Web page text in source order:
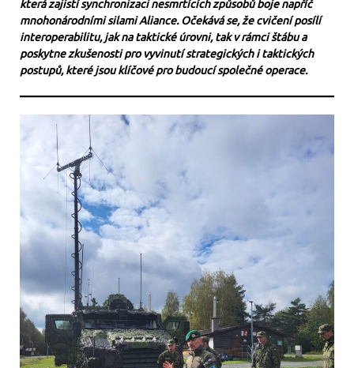
která zajistí synchronizaci nesmrtících způsobů boje napříč
mnohonárodními silami Aliance. Očekává se, že cvičení posílí
interoperabilitu, jak na taktické úrovni, tak v rámci štábu a
poskytne zkušenosti pro vyvinutí strategických i taktických
postupů, které jsou klíčové pro budoucí společné operace.